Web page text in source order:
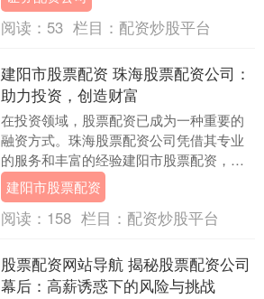
并完成合法开户，....
阅读： 53 栏目： 配资炒股平台
建阳市股票配资 珠海股票配资公司：
助力投资，创造财富
在投资领域，股票配资已成为一种重要的
融资方式。珠海股票配资公司凭借其专业
的服务和丰富的经验建阳市股票配资，为
投资者提供资金杠杆，助力其投资，创造
财富。 * **....
建阳市股票配资
阅读： 158 栏目： 配资炒股平台
股票配资网站导航 揭秘股票配资公司
幕后：高薪诱惑下的风险与挑战